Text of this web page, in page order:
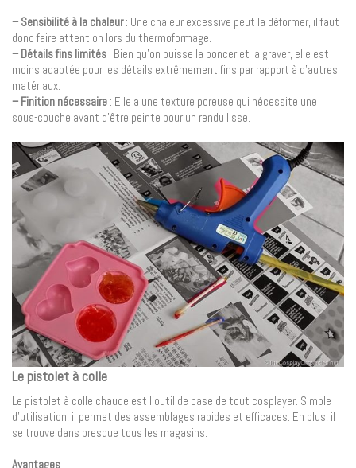
– Sensibilité à la chaleur: Une chaleur excessive peut la déformer, il faut
donc faire attention lors du thermoformage.
– Détails fins limités : Bien qu’on puisse la poncer et la graver, elle est
moins adaptée pour les détails extrêmement fins par rapport à d’autres
matériaux.
– Finition nécessaire : Elle a une texture poreuse qui nécessite une
sous-couche avant d’être peinte pour un rendu lisse.
Le pistolet à colle
Le pistolet à colle chaude est l’outil de base de tout cosplayer. Simple
d’utilisation, il permet des assemblages rapides et efficaces. En plus, il
se trouve dans presque tous les magasins.
Avantages